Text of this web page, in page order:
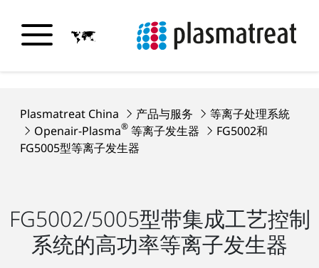
Plasmatreat China 产品与服务
等离子处理系統
Openair-Plasma® 等离子发生器
FG5002和
FG5005型等离子发生器
FG5002/5005型带集成工艺控制
系统的高功率等离子发生器